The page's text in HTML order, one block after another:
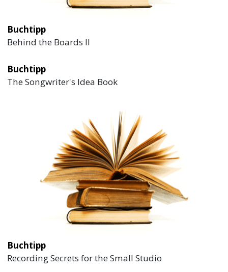
Buchtipp
Behind the Boards II
Buchtipp
The Songwriter's Idea Book
Buchtipp
Recording Secrets for the Small Studio